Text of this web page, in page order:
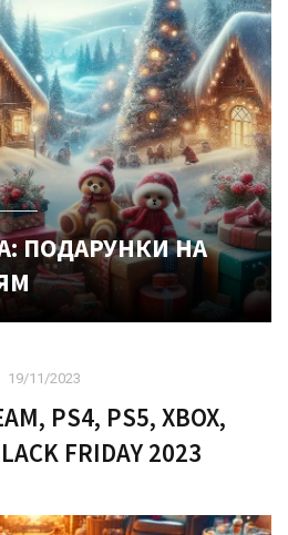
ПОДАРУНКИ НА
19/11/2023
PS4, PS5, XBOX,
FRIDAY 2023